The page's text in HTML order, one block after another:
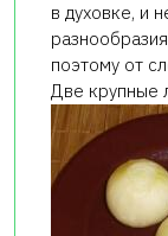
в духовке, и
поэтому от
Две крупные